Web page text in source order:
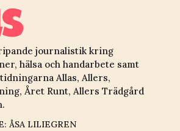
journalistik kring
hälsa och handarbete samt
Allas, Allers,
Året Runt, Allers Trädgård
ÅSA LILIEGREN